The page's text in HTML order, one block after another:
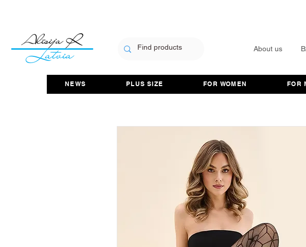
About us
NEWS PLUS SIZE FOR WOMEN FOR